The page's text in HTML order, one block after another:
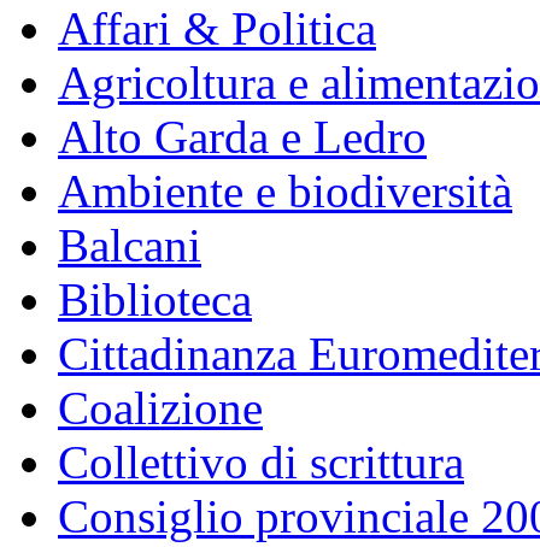
Affari & Politica
Agricoltura e
Alto Garda e Ledro
Ambiente e biodiversità
Balcani
Biblioteca
Cittadinanza
Coalizione
Collettivo di scrittura
Consiglio provinciale